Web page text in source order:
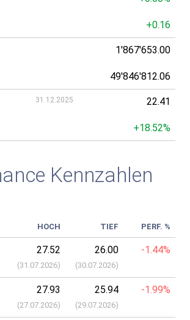
+0.16
1'867'653.00
49'846'812.06
31.12.2025 22.41
+18.52%
Kennzahlen
HOCH TIEF PERF. %
27.52
(31.07.2026)
26.00
(30.07.2026)
-1.44%
27.93
(27.07.2026)
25.94
(29.07.2026)
-1.99%